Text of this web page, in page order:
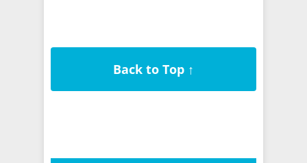
Back to Top ↑